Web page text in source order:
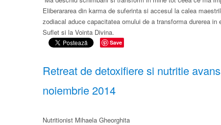
Eliberararea din karma de suferinta si accesul la calea
zodiacal aduce capacitatea omului de a transforma durerea
Suflet si la Vointa Divina.
Save
R​etreat de detoxifiere si nutritie
noiembrie 2014
Nutritionist Mihaela Gheorghita​